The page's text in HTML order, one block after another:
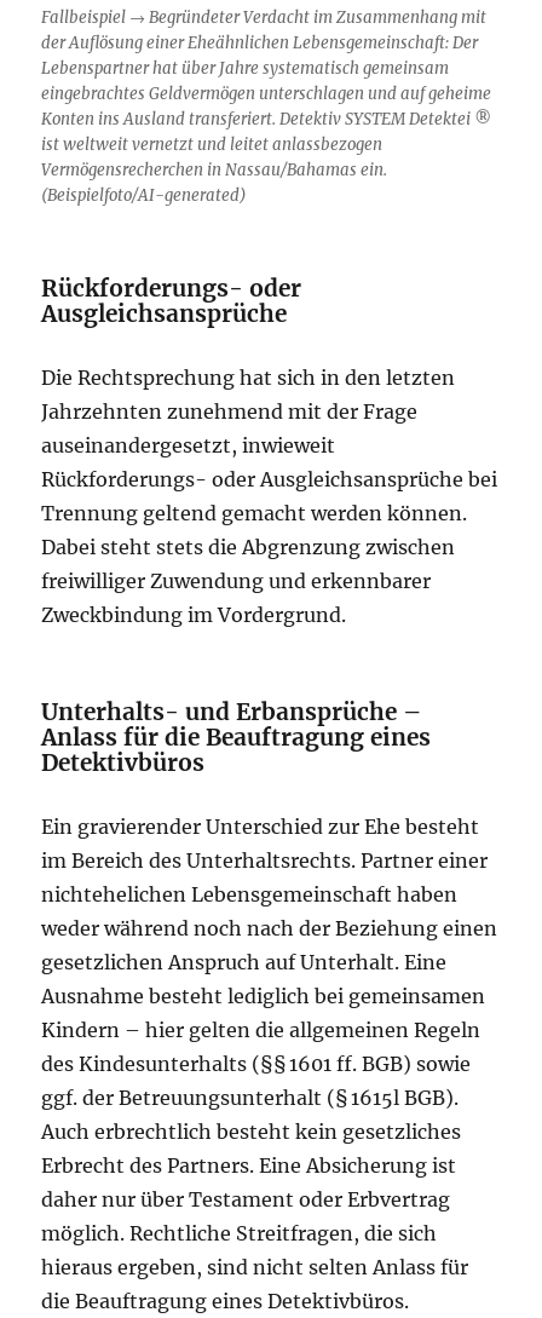
Fallbeispiel → Begründeter Verdacht im Zusammenhang mit
der Auflösung einer Eheähnlichen Lebensgemeinschaft: Der
Lebenspartner hat über Jahre systematisch gemeinsam
eingebrachtes Geldvermögen unterschlagen und auf geheime
Konten ins Ausland transferiert. Detektiv SYSTEM Detektei ®
ist weltweit vernetzt und leitet anlassbezogen
Vermögensrecherchen in Nassau/Bahamas ein.
(Beispielfoto/AI-generated)
Rückforderungs- oder
Ausgleichsansprüche
Die Rechtsprechung hat sich in den letzten
Jahrzehnten zunehmend mit der Frage
auseinandergesetzt, inwieweit
Rückforderungs- oder Ausgleichsansprüche bei
Trennung geltend gemacht werden können.
Dabei steht stets die Abgrenzung zwischen
freiwilliger Zuwendung und erkennbarer
Zweckbindung im Vordergrund.
Unterhalts- und Erbansprüche –
Anlass für die Beauftragung eines
Detektivbüros
Ein gravierender Unterschied zur Ehe besteht
im Bereich des Unterhaltsrechts. Partner einer
nichtehelichen Lebensgemeinschaft haben
weder während noch nach der Beziehung einen
gesetzlichen Anspruch auf Unterhalt. Eine
Ausnahme besteht lediglich bei gemeinsamen
Kindern – hier gelten die allgemeinen Regeln
des Kindesunterhalts (§§ 1601 ff. BGB) sowie
ggf. der Betreuungsunterhalt (§ 1615l BGB).
Auch erbrechtlich besteht kein gesetzliches
Erbrecht des Partners. Eine Absicherung ist
daher nur über Testament oder Erbvertrag
möglich. Rechtliche Streitfragen, die sich
hieraus ergeben, sind nicht selten Anlass für
die Beauftragung eines Detektivbüros.